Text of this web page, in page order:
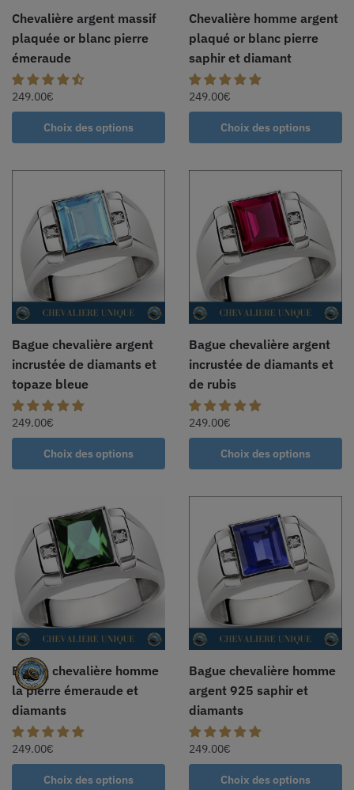
Chevalière argent massif
plaquée or blanc pierre
émeraude
249.00€
Choix des options
Chevalière homme argent
plaqué or blanc pierre
saphir et diamant
249.00€
Choix des options
Bague chevalière argent
incrustée de diamants et
topaze bleue
249.00€
Choix des options
Bague chevalière argent
incrustée de diamants et
de rubis
249.00€
Choix des options
Bague chevalière homme
la pierre émeraude et
diamants
249.00€
Choix des options
Bague chevalière homme
argent 925 saphir et
diamants
249.00€
Choix des options